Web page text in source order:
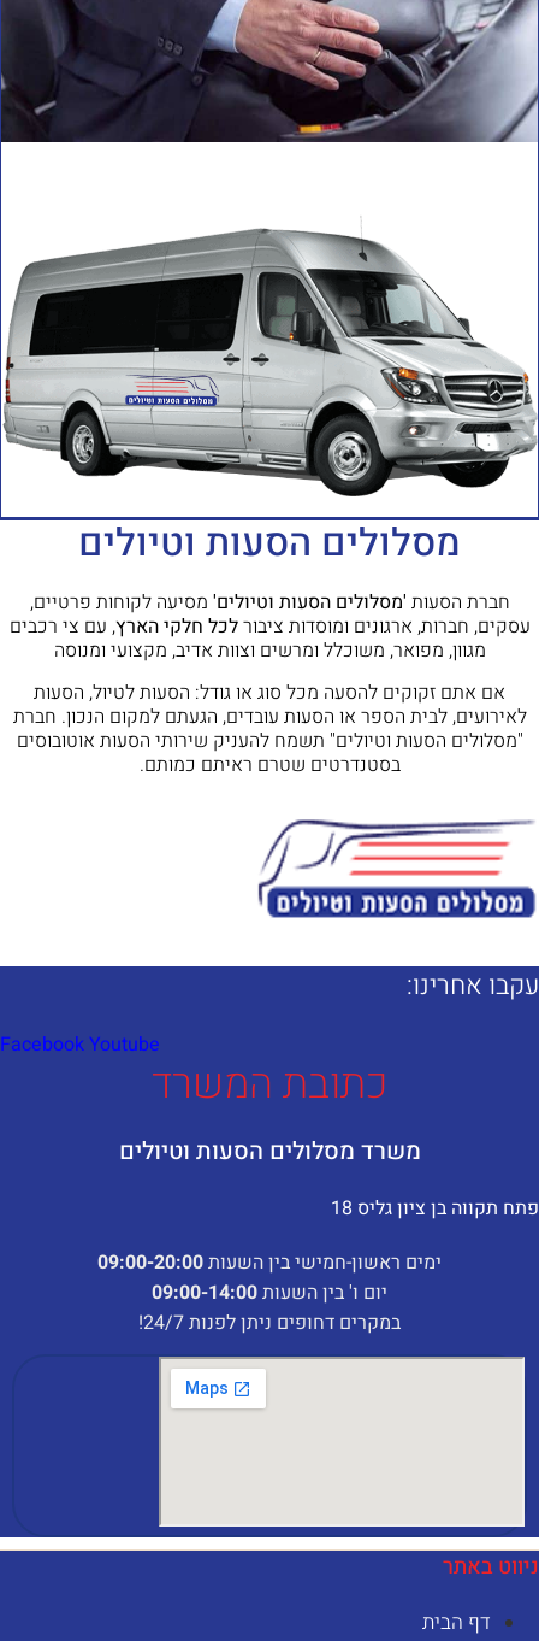
מסלולים הסעות וטיולים
חברת הסעות'מסלולים הסעות וטיולים'מסיעה לקוחות פרטיים,
עסקים, חברות, ארגונים ומוסדות ציבורלכל חלקי הארץ, עם צי רכבים
מגוון, מפואר, משוכלל ומרשים וצוות אדיב, מקצועי ומנוסה
אם אתם זקוקים להסעה מכל סוג או גודל: הסעות לטיול, הסעות
לאירועים, לבית הספר או הסעות עובדים, הגעתם למקום הנכון. חברת
"מסלולים הסעות וטיולים" תשמח להעניק שירותי הסעות אוטובוסים
בסטנדרטים שטרם ראיתם כמותם.
אחרינו:​
FacebookYoutube
כתובת המשרד
משרד מסלולים הסעות וטיולים
תקווה בן ציון גליס 18
ימים ראשון-חמישי בין השעות
09:00-20:00
יום ו' בין השעות09:00-14:00
במקרים דחופים ניתן לפנות 24/7!
באתר
דף הבית